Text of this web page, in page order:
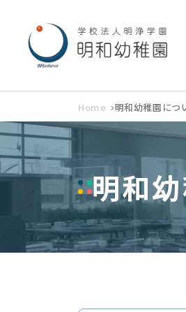
Home 明和幼稚園につ
明和